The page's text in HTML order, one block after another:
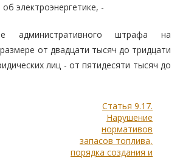
электроэнергетике, -
административного штрафа на
от двадцати тысяч до тридцати
лиц - от пятидесяти тысяч до
Статья 9.17.
Нарушение
нормативов
запасов топлива,
порядка создания и